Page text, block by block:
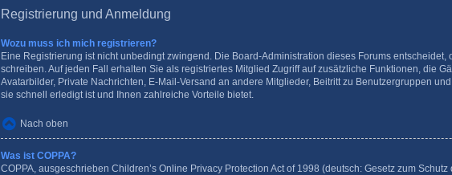
Registrierung und Anmeldung
Wozu muss ich mich registrieren?
Eine Registrierung ist nicht unbedingt zwingend. Die Board-Administration dieses Forums entscheidet,
schreiben. Auf jeden Fall erhalten Sie als registriertes Mitglied Zugriff auf zusätzliche Funktionen, die
Avatarbilder, Private Nachrichten, E-Mail-Versand an andere Mitglieder, Beitritt zu Benutzergruppen
sie schnell erledigt ist und Ihnen zahlreiche Vorteile bietet.
Nach oben
Was ist COPPA?
COPPA, ausgeschrieben Children’s Online Privacy Protection Act of 1998 (deutsch: Gesetz zum